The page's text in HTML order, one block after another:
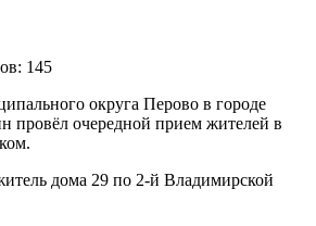
145
округа Перово в городе
провёл очередной прием жителей в
дома 29 по 2-й Владимирской